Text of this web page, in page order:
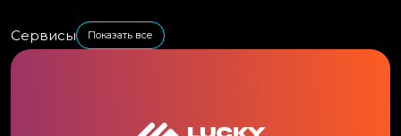
Сервисы Показать все